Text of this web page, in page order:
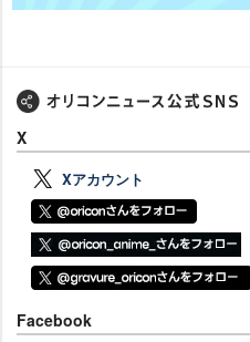
X
Xアカウント
Facebook